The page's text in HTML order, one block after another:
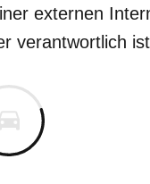
externen
verantwortlich